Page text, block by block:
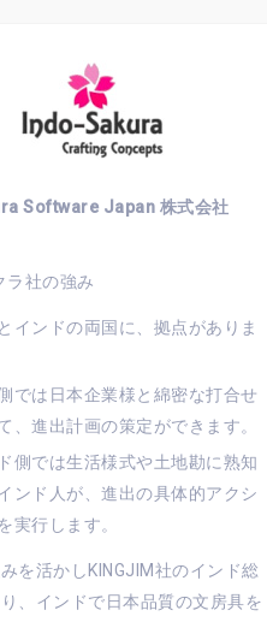
Software Japan 株式会社
ラ社の強み
インドの両国に、拠点がありま
では日本企業様と綿密な打合せ
、進出計画の策定ができます。
側では生活様式や土地勘に熟知
ンド人が、進出の具体的アクシ
実行します。
を活かしKINGJIM社のインド総
、インドで日本品質の文房具を